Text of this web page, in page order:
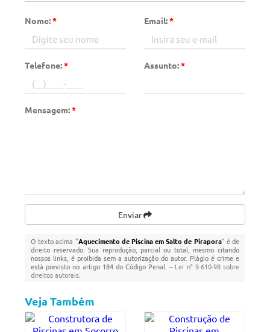
Nome:* Email:*
Telefone:* Assunto:*
Mensagem:*
Enviar
O texto acima "Aquecimento de Piscina em Salto de Pirapora" é de
direito reservado. Sua reprodução, parcial ou total, mesmo citando
nossos links, é proibida sem a autorização do autor. Plágio é crime e
está previsto no artigo 184 do Código Penal. – Lei n° 9.610-98 sobre
direitos autorais
Veja Também